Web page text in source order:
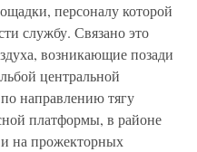
персоналу которой
службу. Связано это
возникающие позади
центральной
направлению тягу
платформы, в районе
на прожекторных